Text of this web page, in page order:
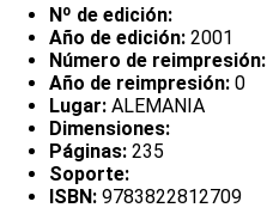
Nº de edición:
Año de edición: 2001
Número de reimpresión:
Año de reimpresión: 0
Lugar: ALEMANIA
Dimensiones:
Páginas: 235
Soporte:
ISBN: 9783822812709